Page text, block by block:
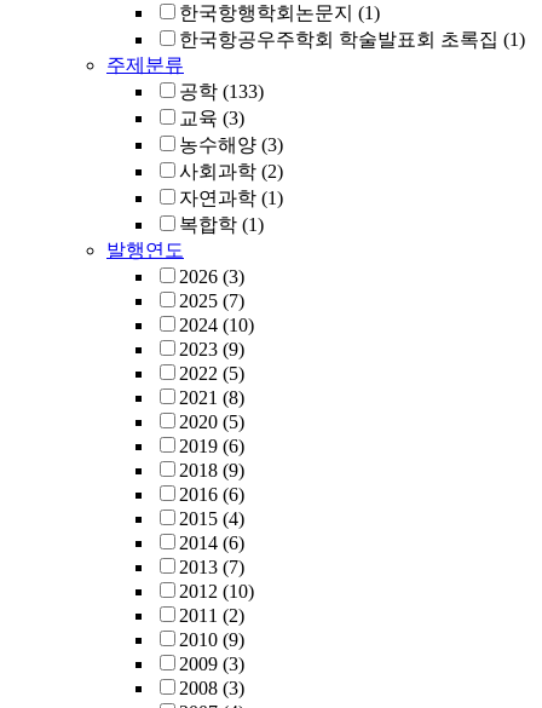
한국항행학회논문지 (1)
한국항공우주학회 학술발표회 초록집 (1)
주제분류
공학 (133)
교육 (3)
농수해양 (3)
사회과학 (2)
자연과학 (1)
복합학 (1)
발행연도
2026 (3)
2025 (7)
2024 (10)
2023 (9)
2022 (5)
2021 (8)
2020 (5)
2019 (6)
2018 (9)
2016 (6)
2015 (4)
2014 (6)
2013 (7)
2012 (10)
2011 (2)
2010 (9)
2009 (3)
2008 (3)